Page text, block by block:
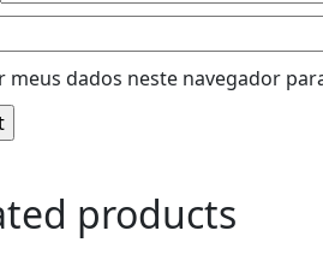
meus dados neste navegador
products